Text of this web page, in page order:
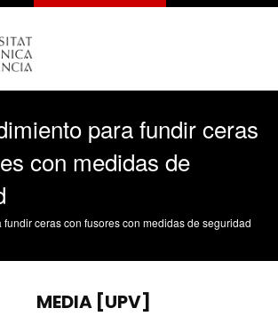
para fundir ceras
con medidas de
fundir ceras con fusores con medidas de seguridad